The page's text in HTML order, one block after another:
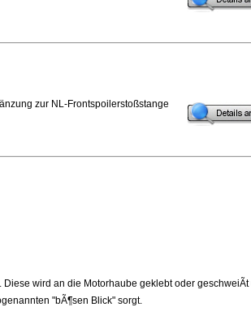
zur NL-Frontspoilerstoßstange
wird an die Motorhaube geklebt oder
"bÃ¶sen Blick" sorgt.